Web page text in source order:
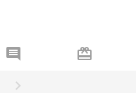
comment card_giftcard